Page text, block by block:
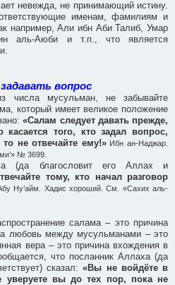
невежда, не принимающий истину.
именам, фамилиям и
например, Али ибн Аби Талиб, Умар
аль-Аюби и т.п., что является
вопрос
числа мусульман, не забывайте
который имеет великое положение
«Салам следует давать прежде,
того, кто задал вопрос,
не отвечайте ему!»Ибн ан-Наджар.
№ 3699.
(да благословит его Аллах и
тому, кто начал разговор
Ну’айм. Хадис хороший. См. «Сахих аль-
салама – это причина
любовь между мусульманами – это
вера – это причина вхождения в
что посланник Аллаха (да
сказал:«Вы не войдёте в
уверуете вы до тех пор, пока не